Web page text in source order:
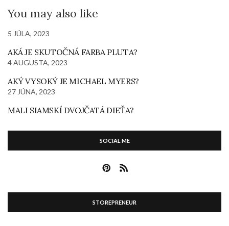
You may also like
5 JÚLA, 2023
AKÁ JE SKUTOČNÁ FARBA PLUTA?
4 AUGUSTA, 2023
AKÝ VYSOKÝ JE MICHAEL MYERS?
27 JÚNA, 2023
MALI SIAMSKÍ DVOJČATÁ DIEŤA?
SOCIAL ME
STOREPRENEUR